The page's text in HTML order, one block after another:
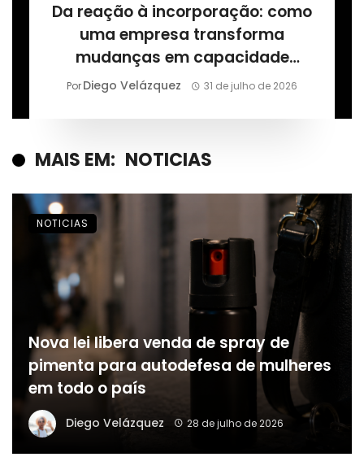
Da reação à incorporação: como
uma empresa transforma
mudanças em capacidade
permanente, segundo Márcio
PorDiego Velázquez 31 de julho de 2026
MAIS EM: NOTICIAS
Nova lei libera venda de spray de
pimenta para autodefesa de mulheres
em todo o país
Diego Velázquez 28 de julho de 2026
NOTICIAS